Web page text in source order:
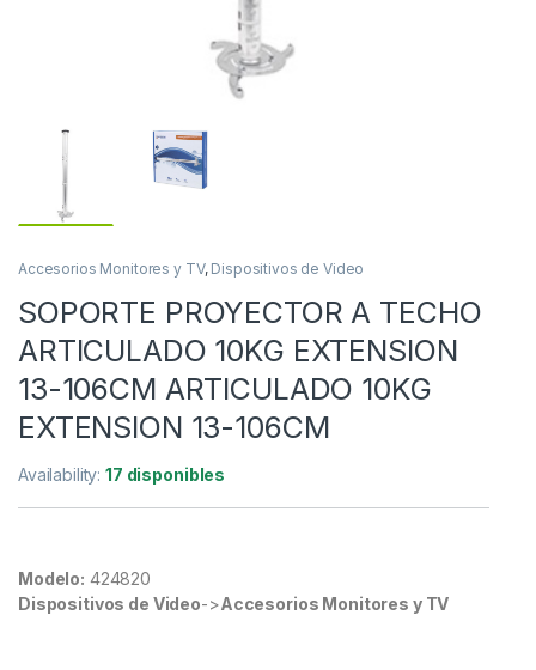
Accesorios Monitores y TV, Dispositivos de Video
SOPORTE PROYECTOR A TECHO
ARTICULADO 10KG EXTENSION
13-106CM ARTICULADO 10KG
EXTENSION 13-106CM
Availability:17 disponibles
Modelo: 424820
Dispositivos de Video->Accesorios Monitores y TV